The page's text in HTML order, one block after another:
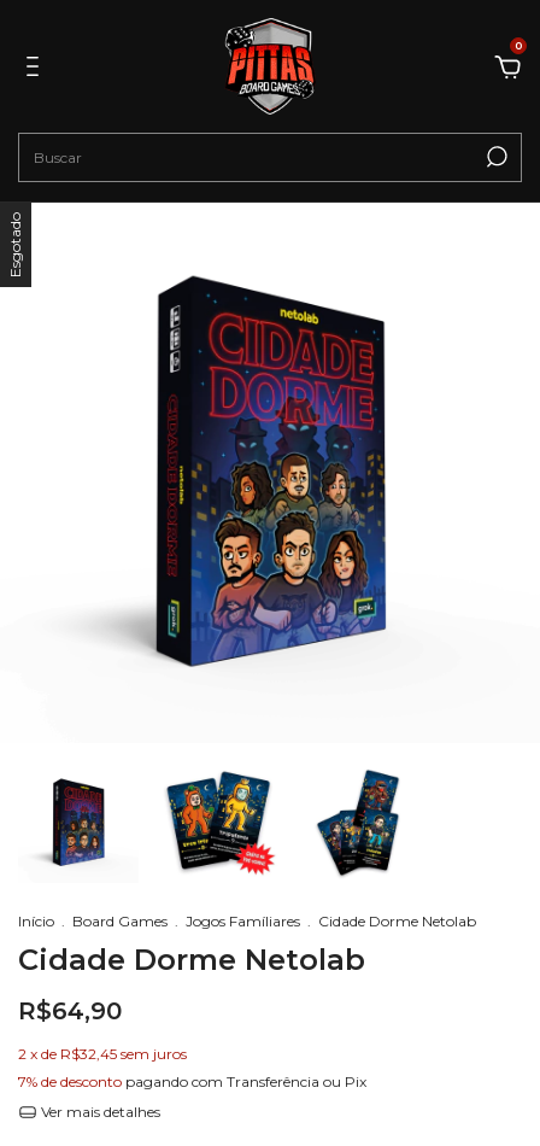
0
Esgotado
Início . Board Games . Jogos Famíliares . Cidade Dorme Netolab
Cidade Dorme Netolab
R$64,90
2 x de R$32,45 sem juros
7% de desconto pagando com Transferência ou Pix
Ver mais detalhes